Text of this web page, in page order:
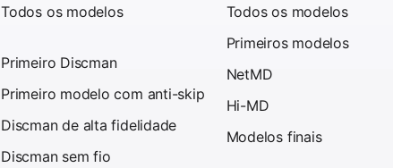
Todos os modelos
Primeiro Discman
Primeiro modelo com anti-skip
Discman de alta fidelidade
Discman sem fio
Todos os modelos
Primeiros modelos
NetMD
Hi-MD
Modelos finais